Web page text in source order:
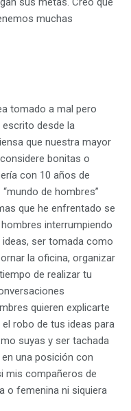
muchas
tomado a mal pero
desde la
que nuestra mayor
bonitas o
con 10 años de
de hombres”
que he enfrentado se
interrumpiendo
ser tomada como
la oficina, organizar
de realizar tu
quieren explicarte
robo de tus ideas para
suyas y ser tachada
una posición con
mis compañeros de
o femenina ni siquiera